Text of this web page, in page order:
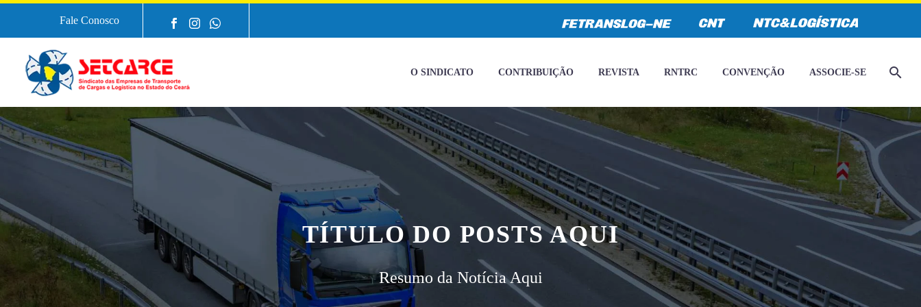
Fale Conosco
O SINDICATO CONTRIBUIÇÃO REVISTA RNTRC CONVENÇÃO ASSOCIE-SE
TÍTULO DO POSTS AQUI
Resumo da Notícia Aqui